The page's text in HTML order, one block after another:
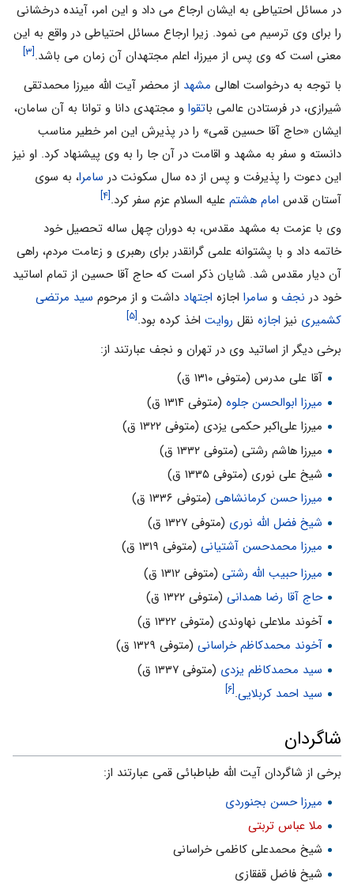
در مسائل احتیاطی به ایشان ارجاع می داد و این امر، آینده درخشانی
را برای وی ترسیم می نمود. زیرا ارجاع مسائل احتیاطی در واقع به این
معنی است که وی پس از میرزا، اعلم مجتهدان آن زمان می باشد.[۳]
با توجه به درخواست اهالی مشهد از محضر آیت الله میرزا محمدتقی
شیرازی، در فرستادن عالمی باتقوا و مجتهدی دانا و توانا به آن سامان،
ایشان «حاج آقا حسین قمی» را در پذیرش این امر خطیر مناسب
دانسته و سفر به مشهد و اقامت در آن جا را به وی پیشنهاد کرد. او نیز
این دعوت را پذیرفت و پس از ده سال سکونت در سامرا، به سوی
آستان قدس امام هشتم علیه السلام عزم سفر کرد.[۴]
وی با عزمت به مشهد مقدس، به دوران چهل ساله تحصیل خود
خاتمه داد و با پشتوانه علمی گرانقدر برای رهبری و زعامت مردم، راهی
آن دیار مقدس شد. شایان ذکر است که حاج آقا حسین از تمام اساتید
خود در نجف و سامرا اجازه اجتهاد داشت و از مرحوم سید مرتضی
کشمیری نیز اجازه نقل روایت اخذ کرده بود.[۵]
برخی دیگر از اساتید وی در تهران و نجف عبارتند از:
آقا علی مدرس (متوفی ۱۳۱۰ ق)
میرزا ابوالحسن جلوه(متوفی ۱۳۱۴ ق)
میرزا علی‌اکبر حکمی یزدی (متوفی ۱۳۲۲ ق)
میرزا هاشم رشتی (متوفی ۱۳۳۲ ق)
شیخ علی نوری (متوفی ۱۳۳۵ ق)
میرزا حسن کرمانشاهی(متوفی ۱۳۳۶ ق)
شیخ فضل الله نوری (متوفی ۱۳۲۷ ق)
میرزا محمدحسن آشتیانی(متوفی ۱۳۱۹ ق)
میرزا حبیب الله رشتی(متوفی ۱۳۱۲ ق)
حاج آقا رضا همدانی(متوفی ۱۳۲۲ ق)
آخوند ملاعلی نهاوندی (متوفی ۱۳۲۲ ق)
آخوند محمدکاظم خراسانی(متوفی ۱۳۲۹ ق)
سید محمدکاظم یزدی (متوفی ۱۳۳۷ ق)
سید احمد کربلایی.[۶]
شاگردان
برخی از شاگردان آیت الله طباطبائی قمی عبارتند از:
میرزا حسن بجنوردی
ملا عباس تربتی
شیخ محمدعلی کاظمی خراسانی
شیخ فاضل قفقازی